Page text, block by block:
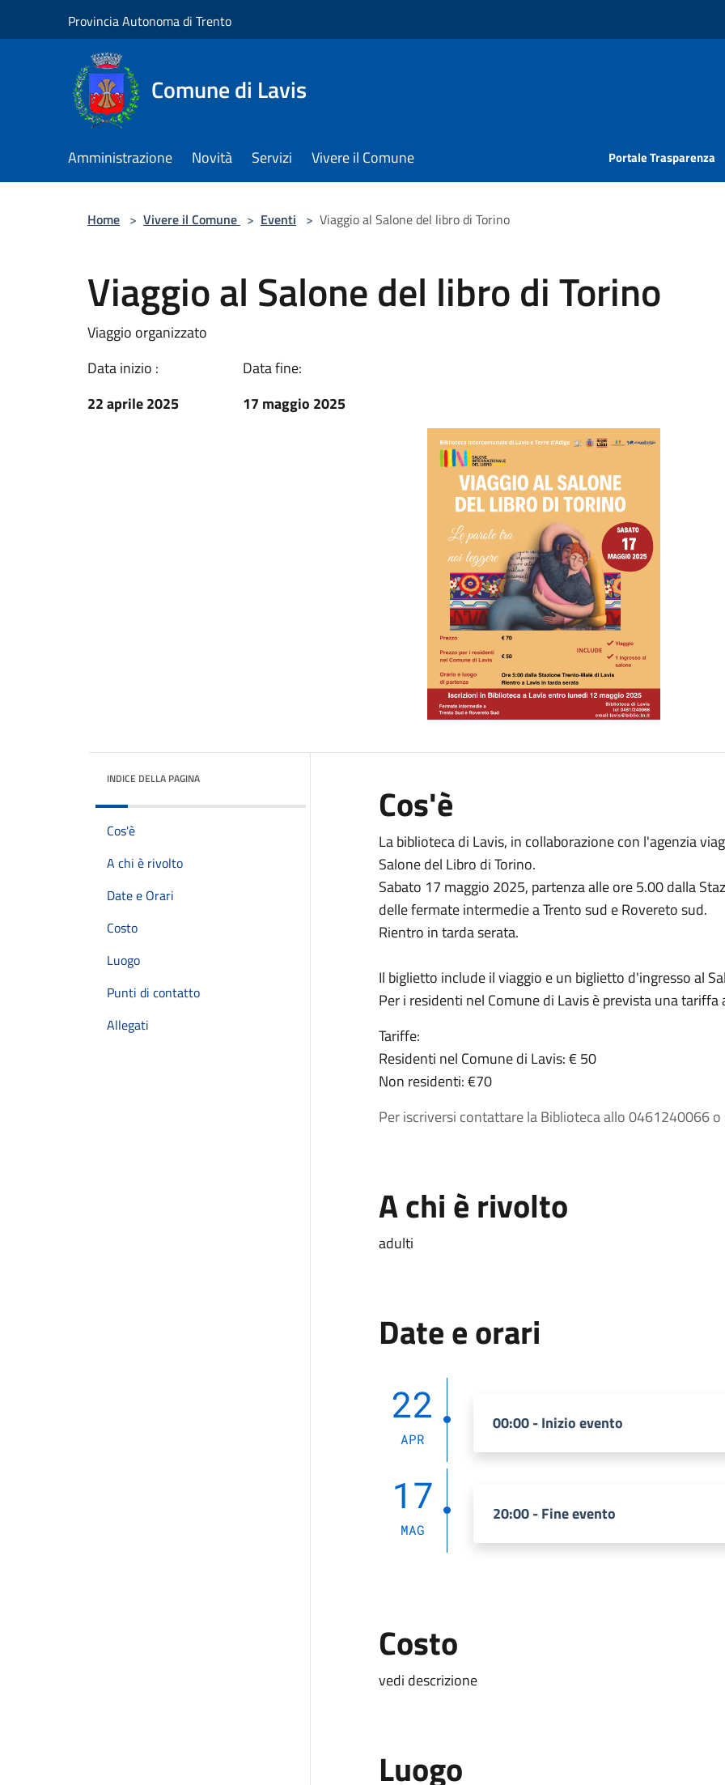
Provincia Autonoma di Trento
Comune di Lavis
Amministrazione Novità Servizi Vivere il Comune Portale Trasparenza
Home > Vivere il Comune > Eventi > Viaggio al Salone del libro di Torino
Viaggio al Salone del libro di Torino
Viaggio organizzato
Data inizio :
22 aprile 2025
Data fine:
17 maggio 2025
INDICE DELLA PAGINA
Cos'è
A chi è rivolto
Date e Orari
Costo
Luogo
Punti di contatto
Allegati
Cos'è
La biblioteca di Lavis, in collaborazione con l'agenzia
Salone del Libro di Torino.
Sabato 17 maggio 2025, partenza alle ore 5.00 dalla
delle fermate intermedie a Trento sud e Rovereto sud.
Rientro in tarda serata.
Il biglietto include il viaggio e un biglietto d'ingresso al
Per i residenti nel Comune di Lavis è prevista una tariffa
Tariffe:
Residenti nel Comune di Lavis: € 50
Non residenti: €70
Per iscriversi contattare la Biblioteca allo 0461240066
A chi è rivolto
adulti
Date e orari
22
APR
00:00 - Inizio evento
17
MAG
20:00 - Fine evento
Costo
vedi descrizione
Luogo